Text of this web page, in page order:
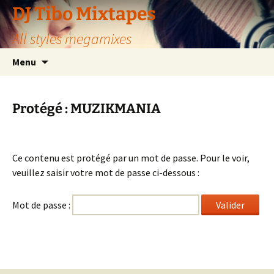
Aller
au
contenu
DJ Tibo Mixtapes
All styles megamixes
Menu
Protégé : MUZIKMANIA
Ce contenu est protégé par un mot de passe. Pour le voir,
veuillez saisir votre mot de passe ci-dessous :
Mot de passe :